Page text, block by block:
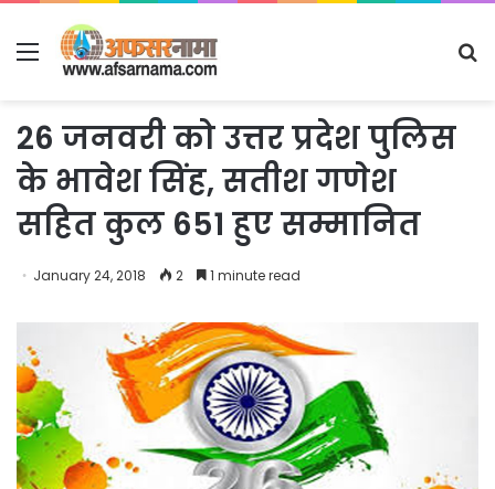
Menu
26 जनवरी को उत्तर प्रदेश पुलिस
के भावेश सिंह, सतीश गणेश
सहित कुल 651 हुए सम्मानित
January 24, 2018 2 1 minute read